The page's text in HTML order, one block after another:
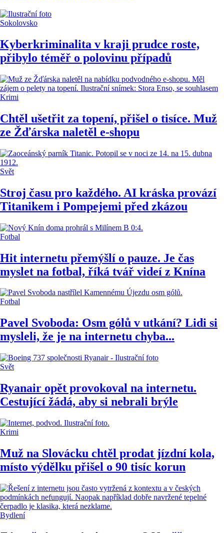
Sokolovsko
Kyberkriminalita v kraji prudce roste,
přibylo téměř o polovinu případů
Krimi
Chtěl ušetřit za topení, přišel o tisíce. Muž
ze Žďárska naletěl e-shopu
Svět
Stroj času pro každého. AI kráska provází
Titanikem i Pompejemi před zkázou
Fotbal
Hit internetu přemýšlí o pauze. Je čas
myslet na fotbal, říká tvář videí z Knína
Fotbal
Pavel Svoboda: Osm gólů v utkání? Lidi si
mysleli, že je na internetu chyba...
Svět
Ryanair opět provokoval na internetu.
Cestující žádá, aby si nebrali brýle
Krimi
Muž na Slovácku chtěl prodat jízdní kola,
místo výdělku přišel o 90 tisíc korun
Bydlení